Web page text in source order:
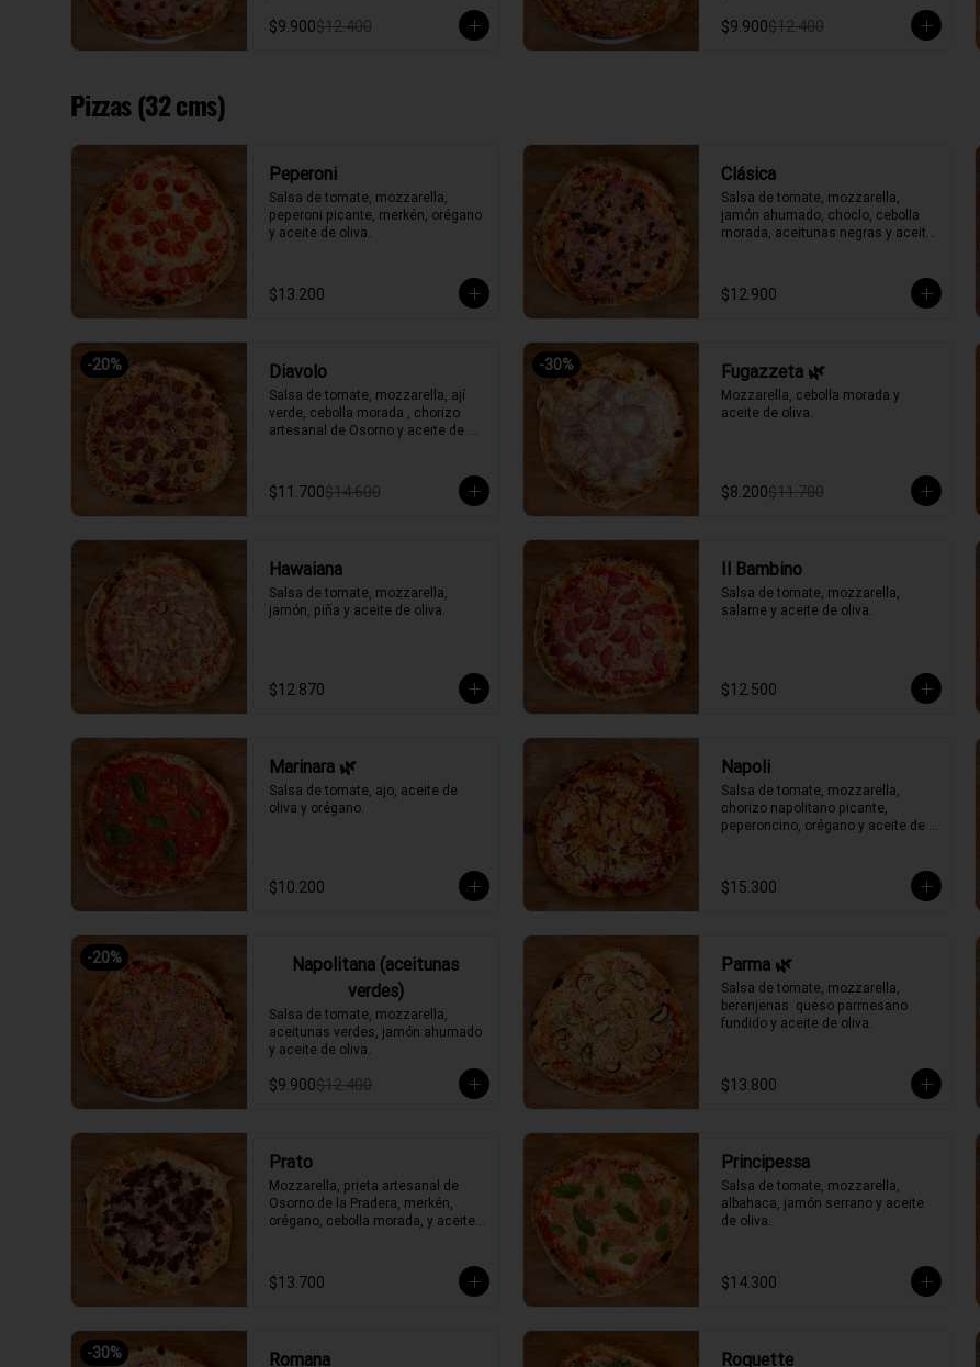
$9.900$12.400 $9.900$12.400
Pizzas (32 cms)
Peperoni
Salsa de tomate, mozzarella,
peperoni picante, merkén, orégano
y aceite de oliva.
$13.200
Clásica
Salsa de tomate, mozzarella,
jamón ahumado, choclo, cebolla
morada, aceitunas negras y aceite
$12.900
-20% Diavolo
Salsa de tomate, mozzarella, ají
verde, cebolla morada , chorizo
artesanal de Osorno y aceite de
$11.700$14.600
-30% Fugazzeta 🌿
Mozzarella, cebolla morada y
aceite de oliva.
$8.200$11.700
Hawaiana
Salsa de tomate, mozzarella,
jamón, piña y aceite de oliva.
$12.870
Il Bambino
Salsa de tomate, mozzarella,
salame y aceite de oliva.
$12.500
Marinara 🌿
Salsa de tomate, ajo, aceite de
oliva y orégano.
$10.200
Napoli
Salsa de tomate, mozzarella,
chorizo napolitano picante,
peperoncino, orégano y aceite de
$15.300
-20%
Napolitana (aceitunas
verdes)
Salsa de tomate, mozzarella,
aceitunas verdes, jamón ahumado
y aceite de oliva.
$9.900$12.400
Parma 🌿
Salsa de tomate, mozzarella,
berenjenas  queso parmesano
fundido y aceite de oliva.
$13.800
Prato
Mozzarella, prieta artesanal de
Osorno de la Pradera, merkén,
orégano, cebolla morada, y aceite
$13.700
Principessa
Salsa de tomate, mozzarella,
albahaca, jamón serrano y aceite
de oliva.
$14.300
-30% Romana Roquette